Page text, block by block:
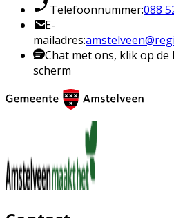
Telefoonnummer:088
E-
mailadres:
Chat met ons, klik op
scherm